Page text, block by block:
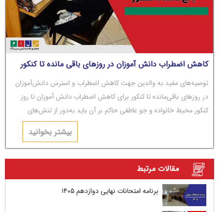
کاهش اضطراب دانش آموزان در روزهای باقی مانده تا کنکور
توصیه‌های مفید به والدین جهت کاهش اضطراب و استرس دانش‌آموزان
در روزهای باقی‌مانده تا کنکور برای کاهش اضطراب دانش آموزان تا روز
کنکور محیط خانواده و جو عاطفی حاکم بر آن باید به‌دور از تنش‌های
بیشتر بخوانید
مقالات مرتبط
برنامه امتحانات نهایی دوازدهم ۱۴۰۵